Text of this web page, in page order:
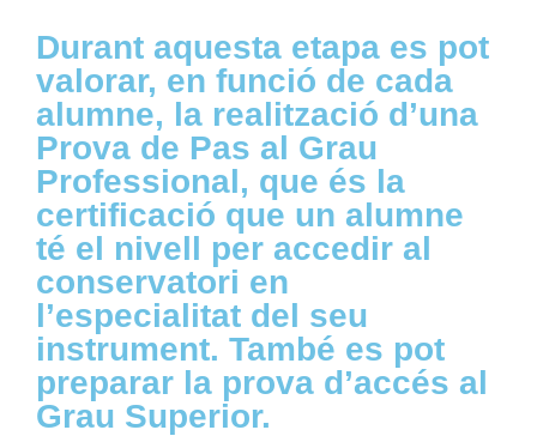
Durant aquesta etapa es pot
valorar, en funció de cada
alumne, la realització d’una
Prova de Pas al Grau
Professional, que és la
certificació que un alumne
té el nivell per accedir al
conservatori en
l’especialitat del seu
instrument. També es pot
preparar la prova d’accés al
Grau Superior.